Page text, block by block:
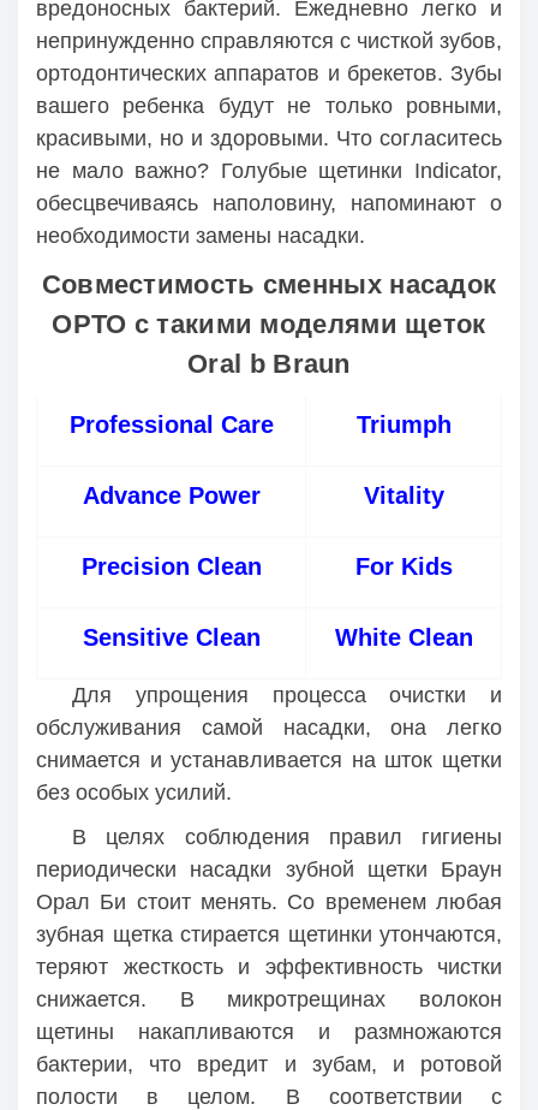
вредоносных бактерий. Ежедневно легко и
непринужденно справляются с чисткой зубов,
ортодонтических аппаратов и брекетов. Зубы
вашего ребенка будут не только ровными,
красивыми, но и здоровыми. Что согласитесь
не мало важно? Голубые щетинки Indicator,
обесцвечиваясь наполовину, напоминают о
необходимости замены насадки.
Совместимость сменных насадок
ОРТО с такими моделями щеток
Oral b Braun
Professional Care Triumph
Advance Power Vitality
Precision Clean For Kids
Sensitive Clean White Clean
Для упрощения процесса очистки и
обслуживания самой насадки, она легко
снимается и устанавливается на шток щетки
без особых усилий.
В целях соблюдения правил гигиены
периодически насадки зубной щетки Браун
Орал Би стоит менять. Со временем любая
зубная щетка стирается щетинки утончаются,
теряют жесткость и эффективность чистки
снижается. В микротрещинах волокон
щетины накапливаются и размножаются
бактерии, что вредит и зубам, и ротовой
полости в целом. В соответствии с